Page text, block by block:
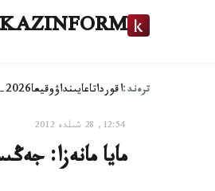
KAZINFORM
ترەند:اقورداتاعايىنداۋوقيعا2026-سايلاۋ
12:54, 28 شىلدە 2012
مايا مانەزا: